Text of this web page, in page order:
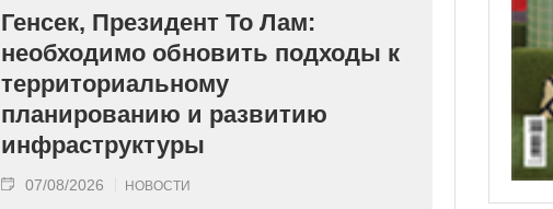
Генсек, Президент То Лам:
необходимо обновить подходы к
территориальному
планированию и развитию
инфраструктуры
07/08/2026 НОВОСТИ